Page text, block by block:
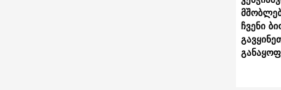
ჩვენი